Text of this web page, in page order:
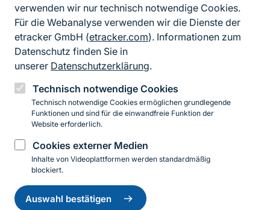
verwenden wir nur technisch notwendige Cookies.
Für die Webanalyse verwenden wir die Dienste der
etracker GmbH (etracker.com). Informationen zum
Datenschutz finden Sie in
unserer Datenschutzerklärung.
Technisch notwendige Cookies
Technisch notwendige Cookies ermöglichen grundlegende
Funktionen und sind für die einwandfreie Funktion der
Website erforderlich.
Cookies externer Medien
Inhalte von Videoplattformen werden standardmäßig
blockiert.
Auswahl bestätigen
Einwilligung
zurückziehen
FußzeileKontakt zum BfN
Kontaktformular
Erklärung zur Barrierefreiheit
Impressum
Datenschutz
InstagramFacebookYouTubeLinkedIn
© 2026 Bundesamt für Naturschutz